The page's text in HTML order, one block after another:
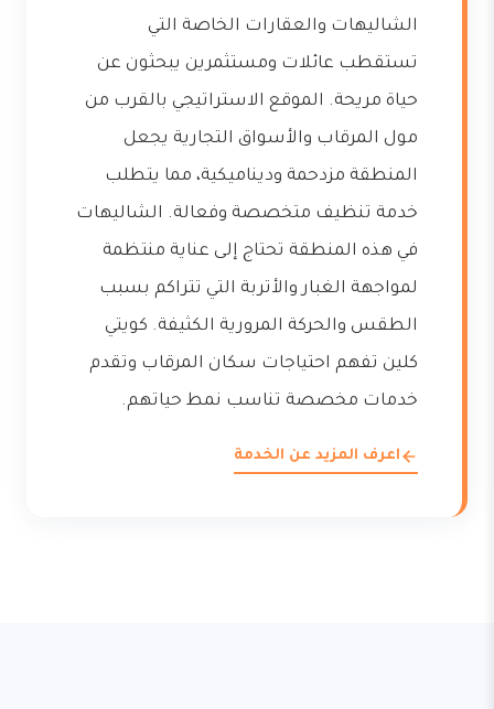
الشاليهات والعقارات الخاصة التي
تستقطب عائلات ومستثمرين يبحثون عن
حياة مريحة. الموقع الاستراتيجي بالقرب من
مول المرقاب والأسواق التجارية يجعل
المنطقة مزدحمة وديناميكية، مما يتطلب
خدمة تنظيف متخصصة وفعالة. الشاليهات
في هذه المنطقة تحتاج إلى عناية منتظمة
لمواجهة الغبار والأتربة التي تتراكم بسبب
الطقس والحركة المرورية الكثيفة. كويتي
كلين تفهم احتياجات سكان المرقاب وتقدم
خدمات مخصصة تناسب نمط حياتهم.
اعرف المزيد عن الخدمة